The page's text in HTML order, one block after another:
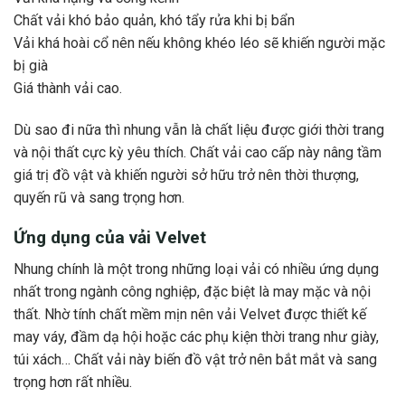
Chất vải khó bảo quản, khó tẩy rửa khi bị bẩn
Vải khá hoài cổ nên nếu không khéo léo sẽ khiến người mặc
bị già
Giá thành vải cao.
Dù sao đi nữa thì nhung vẫn là chất liệu được giới thời trang
và nội thất cực kỳ yêu thích. Chất vải cao cấp này nâng tầm
giá trị đồ vật và khiến người sở hữu trở nên thời thượng,
quyến rũ và sang trọng hơn.
Ứng dụng của vải Velvet
Nhung chính là một trong những loại vải có nhiều ứng dụng
nhất trong ngành công nghiệp, đặc biệt là may mặc và nội
thất. Nhờ tính chất mềm mịn nên vải Velvet được thiết kế
may váy, đầm dạ hội hoặc các phụ kiện thời trang như giày,
túi xách… Chất vải này biến đồ vật trở nên bắt mắt và sang
trọng hơn rất nhiều.